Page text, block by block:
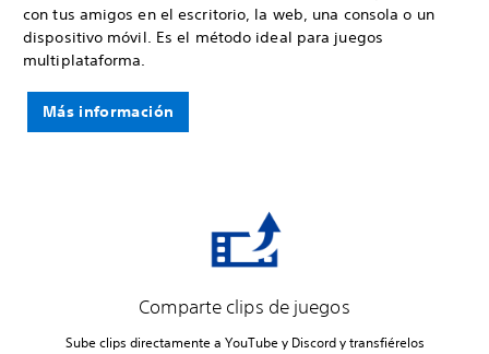
con tus amigos en el escritorio, la web, una consola o un
dispositivo móvil. Es el método ideal para juegos
multiplataforma.
Más información
Comparte clips de juegos
Sube clips directamente a YouTube y Discord y transfiérelos